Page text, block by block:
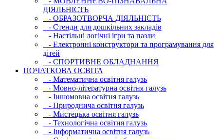
ДІЯЛЬНІСТЬ
- ОБРАЗОТВОРЧА ДІЯЛЬНІСТЬ
- Стенди для дошкільних закладів
- Настільні логічні ігри та пазли
- Електронні конструктори та програмування для
дітей
- СПОРТИВНЕ ОБЛАДНАННЯ
ПОЧАТКОВА ОСВIТА
- Математична освітня галузь
- Мовно-літературна освітня галузь
- Iншомовна освітня галузь
- Природнича освітня галузь
- Мистецька освітня галузь
- Технологічна освітня галузь
- Інфopматична освітня галузь